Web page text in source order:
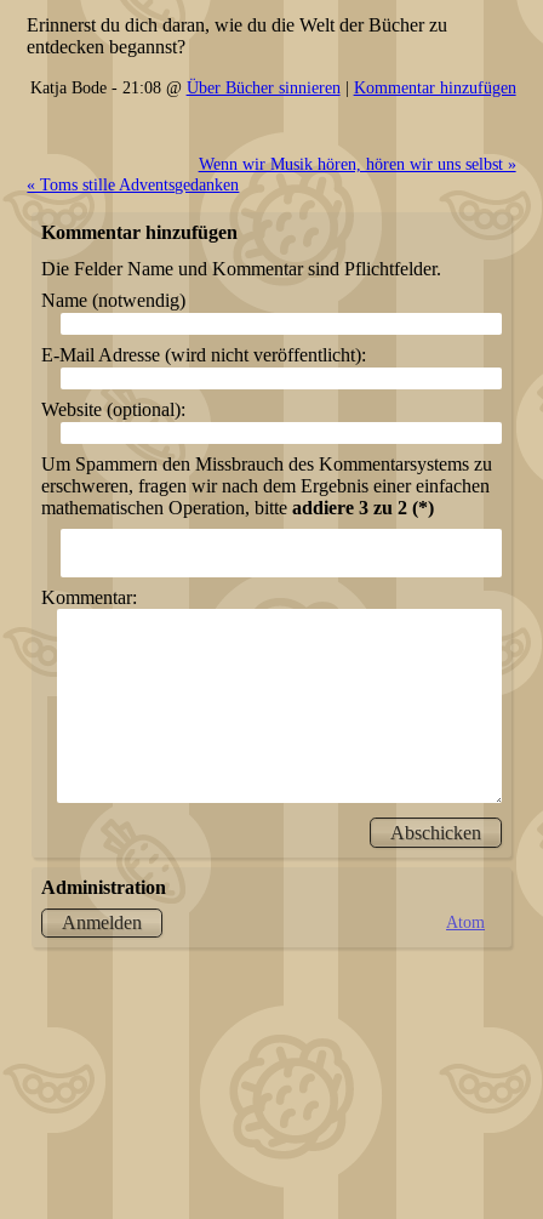
Erinnerst du dich daran, wie du die Welt der Bücher zu
entdecken begannst?
Katja Bode - 21:08 @ Über Bücher sinnieren | Kommentar hinzufügen
Wenn wir Musik hören, hören wir uns selbst »
« Toms stille Adventsgedanken
Kommentar hinzufügen
Die Felder Name und Kommentar sind Pflichtfelder.
Name (notwendig)
E-Mail Adresse (wird nicht veröffentlicht):
Website (optional):
Um Spammern den Missbrauch des Kommentarsystems zu
erschweren, fragen wir nach dem Ergebnis einer einfachen
mathematischen Operation, bitte addiere 3 zu 2 (*)
Kommentar:
Administration
Anmelden
Atom